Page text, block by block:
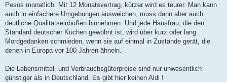
Pesos monatlich. Mit 12 Monatsvertrag, kürzer wird es teurer. Man kann
auch in einfachere Umgebungen ausweichen, muss dann aber auch
deutliche Qualitätseinbußen hinnehmen. Und jede Hausfrau, die den
Standard deutscher Küchen gewöhnt ist, wird über kurz oder lang
Mordgedanken schmieden, wenn sie auf einmal in Zustände gerät, die
denen in Europa vor 100 Jahren ähneln.
Die Lebensmittel- und Verbrauchsgüterpreise sind nur unwesentlich
günstiger als in Deutschland. Es gibt hier keinen Aldi !